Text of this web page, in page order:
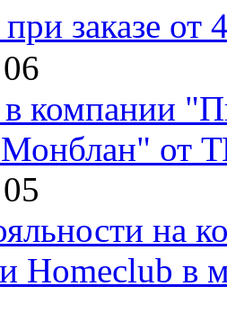
при заказе от
компании
от
на
Homeclub в